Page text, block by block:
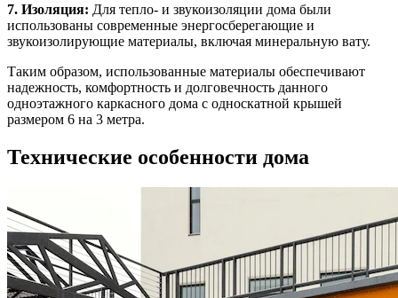
7. Изоляция: Для тепло- и звукоизоляции дома были
использованы современные энергосберегающие и
звукоизолирующие материалы, включая минеральную вату.
Таким образом, использованные материалы обеспечивают
надежность, комфортность и долговечность данного
одноэтажного каркасного дома с односкатной крышей
размером 6 на 3 метра.
Технические особенности дома